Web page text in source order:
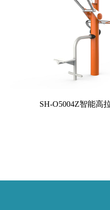
SH-O5004Z智能高